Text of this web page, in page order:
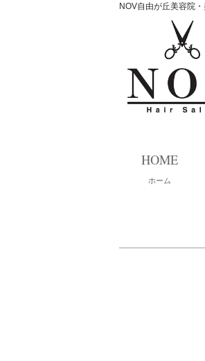
NOV自由が丘美容院
HOME
ホーム